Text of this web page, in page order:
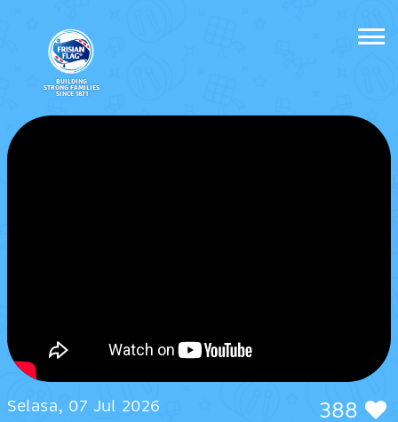
BUILDING
STRONG FAMILIES
SINCE 1871
Selasa, 07 Jul 2026 388